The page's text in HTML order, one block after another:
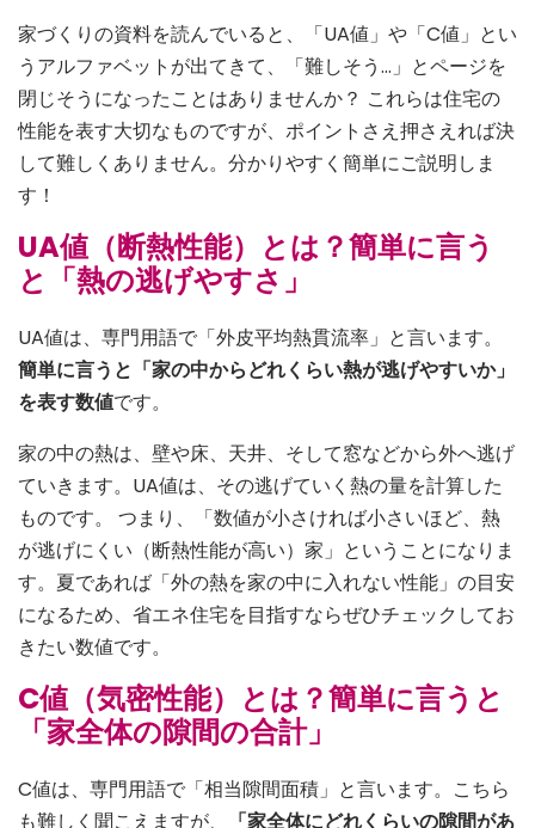
家づくりの資料を読んでいると、「UA値」や「C値」とい
うアルファベットが出てきて、「難しそう…」とページを
閉じそうになったことはありませんか？ これらは住宅の
性能を表す大切なものですが、ポイントさえ押さえれば決
して難しくありません。分かりやすく簡単にご説明しま
す！
UA値（断熱性能）とは？簡単に言う
と「熱の逃げやすさ」
UA値は、専門用語で「外皮平均熱貫流率」と言います。
簡単に言うと「家の中からどれくらい熱が逃げやすいか」
を表す数値です。
家の中の熱は、壁や床、天井、そして窓などから外へ逃げ
ていきます。UA値は、その逃げていく熱の量を計算した
ものです。 つまり、「数値が小さければ小さいほど、熱
が逃げにくい（断熱性能が高い）家」ということになりま
す。夏であれば「外の熱を家の中に入れない性能」の目安
になるため、省エネ住宅を目指すならぜひチェックしてお
きたい数値です。
C値（気密性能）とは？簡単に言うと
「家全体の隙間の合計」
C値は、専門用語で「相当隙間面積」と言います。こちら
も難しく聞こえますが、
「家全体にどれくらいの隙間があ